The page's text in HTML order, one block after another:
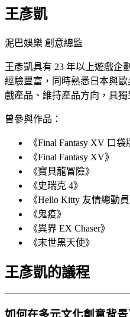
王彥凱
泥巴娛樂 創意總監
王彥凱具有 23 年以上遊戲企
經驗豐富，同時熟悉日本與
戲產品、維持產品方向，具獨
曾參與作品：
《Final Fantasy XV 口袋
《Final Fantasy XV》
《寶貝龍冒險》
《史瑞克 4》
《Hello Kitty 友情總動員
《鬼疫》
《異界 EX Chaser》
《末世黑天使》
王彥凱的議程